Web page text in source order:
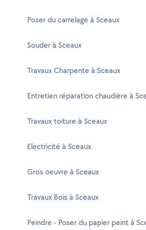
Poser du carrelage à Sceaux
Souder à Sceaux
Travaux Charpente à Sceaux
Entretien réparation chaudière à
Travaux toiture à Sceaux
Electricité à Sceaux
Gros oeuvre à Sceaux
Travaux Bois à Sceaux
Peindre - Poser du papier peint à